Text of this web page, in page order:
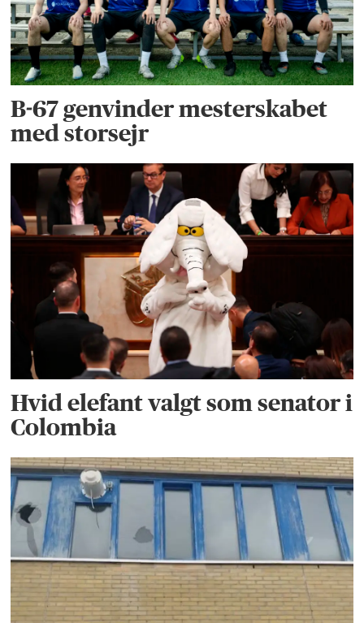
B-67 genvinder mesterskabet
med storsejr
Hvid elefant valgt som senator i
Colombia